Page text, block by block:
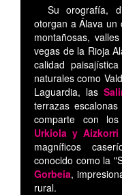
Su orografía,
otorgan a Álava un
montañosas,
vegas de la Rioja
calidad
naturales como
Laguardia, las
terrazas
comparte con
Urkiola y
magníficos
conocido como la
Gorbeia,
rural.